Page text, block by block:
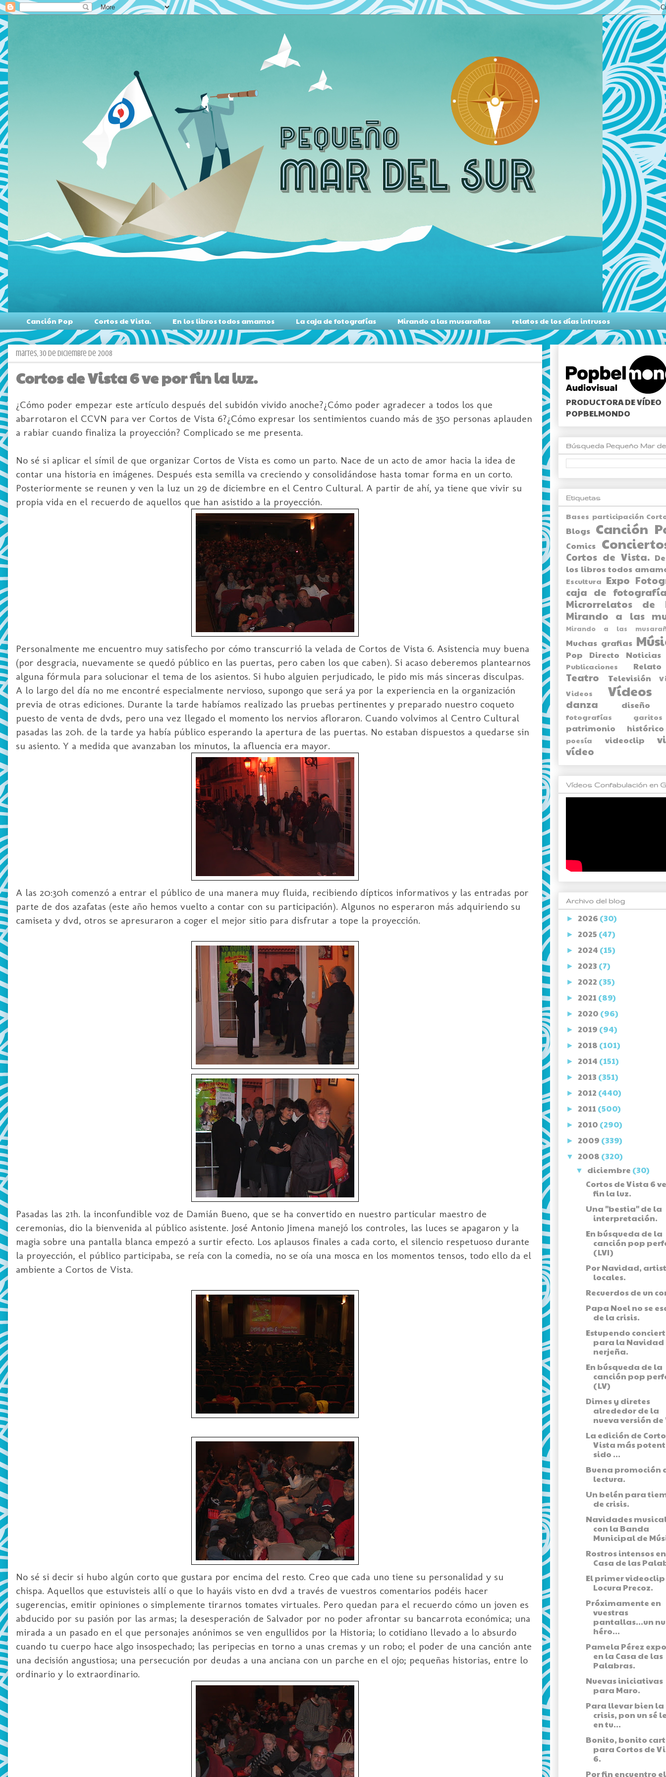
Canción Pop Cortos de Vista. En los libros todos amamos La caja de fotografías Mirando a las musarañas relatos de los días intrusos
martes, 30 de diciembre de 2008
Cortos de Vista 6 ve por fin la luz.
¿Cómo poder empezar este artículo después del subidón vivido anoche?¿Cómo poder agradecer a todos los que
abarrotaron el CCVN para ver Cortos de Vista 6?¿Cómo expresar los sentimientos cuando más de 350 personas aplauden
a rabiar cuando finaliza la proyección? Complicado se me presenta.
No sé si aplicar el símil de que organizar Cortos de Vista es como un parto. Nace de un acto de amor hacia la idea de
contar una historia en imágenes. Después esta semilla va creciendo y consolidándose hasta tomar forma en un corto.
Posteriormente se reunen y ven la luz un 29 de diciembre en el Centro Cultural. A partir de ahí, ya tiene que vivir su
propia vida en el recuerdo de aquellos que han asistido a la proyección.
Personalmente me encuentro muy satisfecho por cómo transcurrió la velada de Cortos de Vista 6. Asistencia muy buena
(por desgracia, nuevamente se quedó público en las puertas, pero caben los que caben). Si acaso deberemos plantearnos
alguna fórmula para solucionar el tema de los asientos. Si hubo alguien perjudicado, le pido mis más sinceras disculpas.
A lo largo del día no me encontré especialmente nervioso, supongo que será ya por la experiencia en la organización
previa de otras ediciones. Durante la tarde habíamos realizado las pruebas pertinentes y preparado nuestro coqueto
puesto de venta de dvds, pero una vez llegado el momento los nervios afloraron. Cuando volvimos al Centro Cultural
pasadas las 20h. de la tarde ya había público esperando la apertura de las puertas. No estaban dispuestos a quedarse sin
su asiento. Y a medida que avanzaban los minutos, la afluencia era mayor.
A las 20:30h comenzó a entrar el público de una manera muy fluida, recibiendo dípticos informativos y las entradas por
parte de dos azafatas (este año hemos vuelto a contar con su participación). Algunos no esperaron más adquiriendo su
camiseta y dvd, otros se apresuraron a coger el mejor sitio para disfrutar a tope la proyección.
Pasadas las 21h. la inconfundible voz de Damián Bueno, que se ha convertido en nuestro particular maestro de
ceremonias, dio la bienvenida al público asistente. José Antonio Jimena manejó los controles, las luces se apagaron y la
magia sobre una pantalla blanca empezó a surtir efecto. Los aplausos finales a cada corto, el silencio respetuoso durante
la proyección, el público participaba, se reía con la comedia, no se oía una mosca en los momentos tensos, todo ello da el
ambiente a Cortos de Vista.
No sé si decir si hubo algún corto que gustara por encima del resto. Creo que cada uno tiene su personalidad y su
chispa. Aquellos que estuvisteis allí o que lo hayáis visto en dvd a través de vuestros comentarios podéis hacer
sugerencias, emitir opiniones o simplemente tirarnos tomates virtuales. Pero quedan para el recuerdo cómo un joven es
abducido por su pasión por las armas; la desesperación de Salvador por no poder afrontar su bancarrota económica; una
mirada a un pasado en el que personajes anónimos se ven engullidos por la Historia; lo cotidiano llevado a lo absurdo
cuando tu cuerpo hace algo insospechado; las peripecias en torno a unas cremas y un robo; el poder de una canción ante
una decisión angustiosa; una persecución por deudas a una anciana con un parche en el ojo; pequeñas historias, entre lo
ordinario y lo extraordinario.
PRODUCTORA DE VÍDEO
POPBELMONDO
Búsqueda Pequeño Mar
Etiquetas
Bases participación
Blogs Canción
Comics
Cortos de Vista.
los libros todos
Escultura Expo
caja de
Microrrelatos de
Mirando a las
Mirando a las
Muchas grafias
Pop Directo Noticias
Publicaciones Relato
Teatro Televisión
Videos
Vídeos
danza diseño
fotografías garitos
patrimonio histórico
poesía videoclip
vídeo
Vídeos Confabulación en
Archivo del blog
► 2026 (30)
► 2025 (47)
► 2024 (15)
► 2023 (7)
► 2022 (35)
► 2021 (89)
► 2020 (96)
► 2019 (94)
► 2018 (101)
► 2014 (151)
► 2013 (351)
► 2012 (440)
► 2011 (500)
► 2010 (290)
► 2009 (339)
▼ 2008 (320)
▼ diciembre (30)
Cortos de Vista 6
fin la luz.
Una "bestia" de la
interpretación.
En búsqueda de la
canción pop
(LVI)
Por Navidad,
locales.
Recuerdos de un
Papa Noel no se
de la crisis.
Estupendo
para la Navidad
nerjeña.
En búsqueda de la
canción pop
(LV)
Dimes y diretes
alrededor de la
nueva versión de
La edición de
Vista más
sido ...
Buena promoción
lectura.
Un belén para
de crisis.
Navidades
con la Banda
Municipal de
Rostros intensos
Casa de las
El primer
Locura Precoz.
Próximamente en
vuestras
pantallas...un
héro...
Pamela Pérez
en la Casa de las
Palabras.
Nuevas iniciativas
para Maro.
Para llevar bien la
crisis, pon un sé
en tu...
Bonito, bonito
para Cortos de
6.
Por fin encuentro el